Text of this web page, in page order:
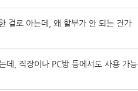
걸로 아는데, 왜 할부가 안 되는 건가
데, 직장이나 PC방 등에서도 사용 가능